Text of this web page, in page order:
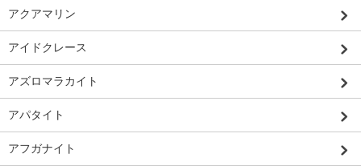
アクアマリン
アイドクレース
アズロマラカイト
アパタイト
アフガナイト